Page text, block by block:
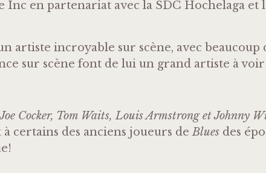
en partenariat avec la SDC Hochelaga et
artiste incroyable sur scène, avec
sur scène font de lui un grand artiste à
Joe Cocker, Tom Waits, Louis Armstrong et Johnny
à certains des anciens joueurs deBlues des